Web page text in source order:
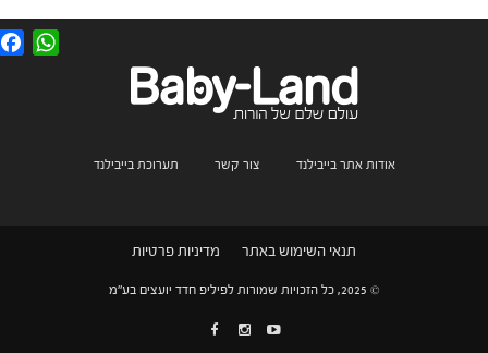
אודות אתר בייבילנד צור קשר תערוכת בייבילנד
תנאי השימוש באתר מדיניות פרטיות
© 2025, כל הזכויות שמורות לפיליפ חדד יועצים בע"מ
F
a
W
h